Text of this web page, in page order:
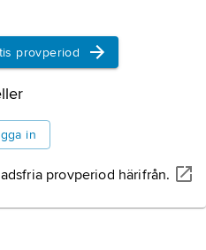
provperiod
in
provperiod härifrån.